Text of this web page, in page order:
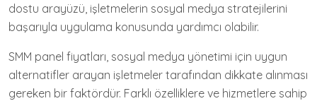
dostu arayüzü, işletmelerin sosyal medya stratejilerini
başarıyla uygulama konusunda yardımcı olabilir.
SMM panel fiyatları, sosyal medya yönetimi için uygun
alternatifler arayan işletmeler tarafından dikkate alınması
gereken bir faktördür. Farklı özelliklere ve hizmetlere sahip